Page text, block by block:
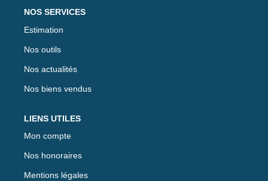
NOS SERVICES
Estimation
Nos outils
Nos actualités
Nos biens vendus
LIENS UTILES
Mon compte
Nos honoraires
Mentions légales